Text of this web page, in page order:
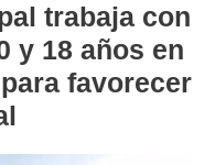
trabaja con
y 18 años en
favorecer